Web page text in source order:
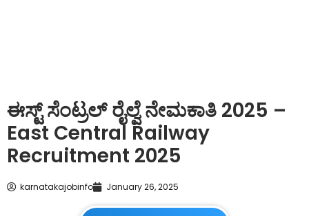
ಈಸ್ಟ್ ಸೆಂಟ್ರಲ್ ರೈಲ್ವೆ ನೇಮಕಾತಿ 2025 –
East Central Railway
Recruitment 2025
karnatakajobinfo January 26, 2025